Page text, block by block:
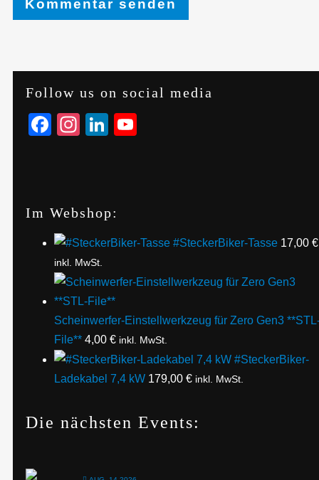
Follow us on social media
Facebook
Instagram
LinkedIn
Im Webshop:
#SteckerBiker-Tasse 17,00 €
inkl. MwSt.
Scheinwerfer-Einstellwerkzeug für Zero Gen3
File** 4,00 € inkl. MwSt.
#SteckerBiker-
Ladekabel 7,4 kW 179,00 € inkl. MwSt.
Die nächsten Events: